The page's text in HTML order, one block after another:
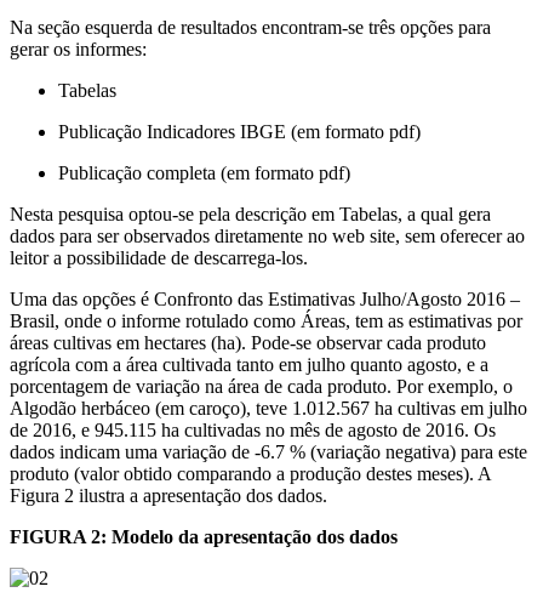
Na seção esquerda de resultados encontram-se três opções para
gerar os informes:
Tabelas
Publicação Indicadores IBGE (em formato pdf)
Publicação completa (em formato pdf)
Nesta pesquisa optou-se pela descrição em Tabelas, a qual gera
dados para ser observados diretamente no web site, sem oferecer ao
leitor a possibilidade de descarrega-los.
Uma das opções é Confronto das Estimativas Julho/Agosto 2016 –
Brasil, onde o informe rotulado como Áreas, tem as estimativas por
áreas cultivas em hectares (ha). Pode-se observar cada produto
agrícola com a área cultivada tanto em julho quanto agosto, e a
porcentagem de variação na área de cada produto. Por exemplo, o
Algodão herbáceo (em caroço), teve 1.012.567 ha cultivas em julho
de 2016, e 945.115 ha cultivadas no mês de agosto de 2016. Os
dados indicam uma variação de -6.7 % (variação negativa) para este
produto (valor obtido comparando a produção destes meses). A
Figura 2 ilustra a apresentação dos dados.
FIGURA 2: Modelo da apresentação dos dados